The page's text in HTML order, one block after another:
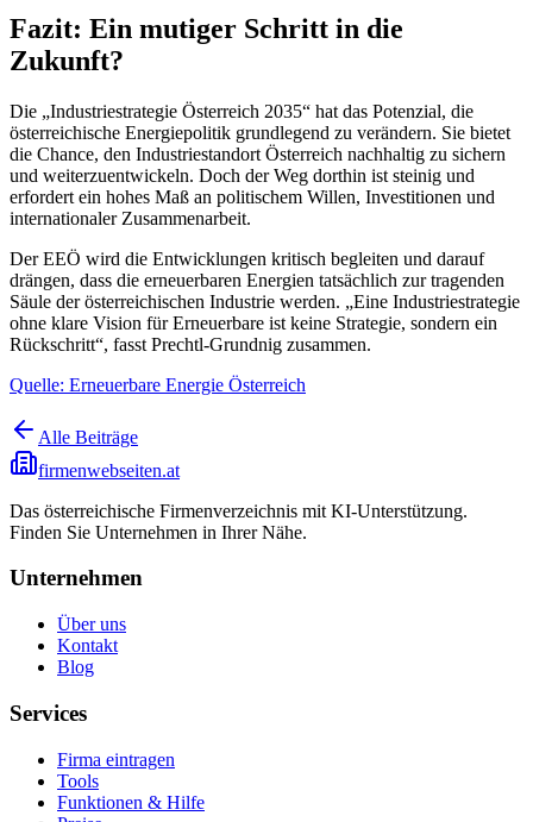
Fazit: Ein mutiger Schritt in die
Zukunft?
Die „Industriestrategie Österreich 2035“ hat das Potenzial, die
österreichische Energiepolitik grundlegend zu verändern. Sie bietet
die Chance, den Industriestandort Österreich nachhaltig zu sichern
und weiterzuentwickeln. Doch der Weg dorthin ist steinig und
erfordert ein hohes Maß an politischem Willen, Investitionen und
internationaler Zusammenarbeit.
Der EEÖ wird die Entwicklungen kritisch begleiten und darauf
drängen, dass die erneuerbaren Energien tatsächlich zur tragenden
Säule der österreichischen Industrie werden. „Eine Industriestrategie
ohne klare Vision für Erneuerbare ist keine Strategie, sondern ein
Rückschritt“, fasst Prechtl-Grundnig zusammen.
Quelle: Erneuerbare Energie Österreich
Alle Beiträge
firmenwebseiten.at
Das österreichische Firmenverzeichnis mit KI-Unterstützung.
Finden Sie Unternehmen in Ihrer Nähe.
Unternehmen
Über uns
Kontakt
Blog
Services
Firma eintragen
Tools
Funktionen & Hilfe